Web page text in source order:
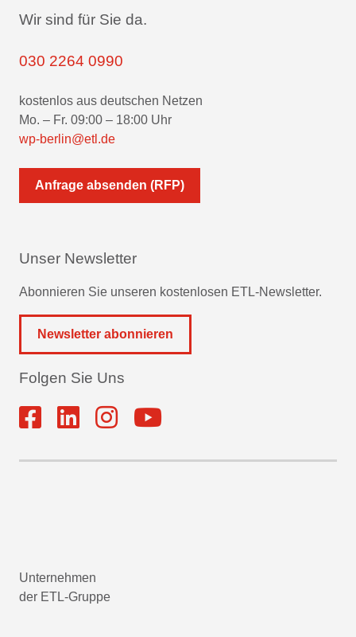
Wir sind für Sie da.
030 2264 0990
kostenlos aus deutschen Netzen
Mo. – Fr. 09:00 – 18:00 Uhr
wp-berlin@etl.de
Anfrage absenden (RFP)
Unser Newsletter
Abonnieren Sie unseren kostenlosen ETL-Newsletter.
Newsletter abonnieren
Folgen Sie Uns
Unternehmen
der ETL-Gruppe